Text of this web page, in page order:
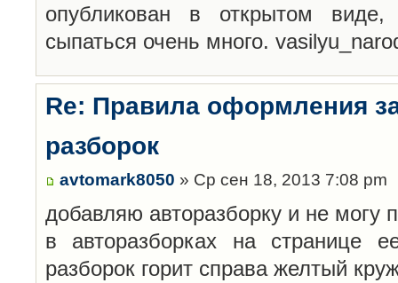
опубликован в открытом
сыпаться очень много.
Re: Правила оформления
разборок
avtomark8050 » Ср сен 18, 2013 7:08 pm
добавляю авторазборку и не могу
в авторазборках на странице
разборок горит справа желтый